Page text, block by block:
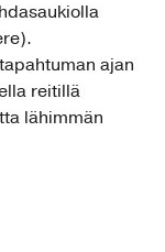
ajan
reitillä
lähimmän